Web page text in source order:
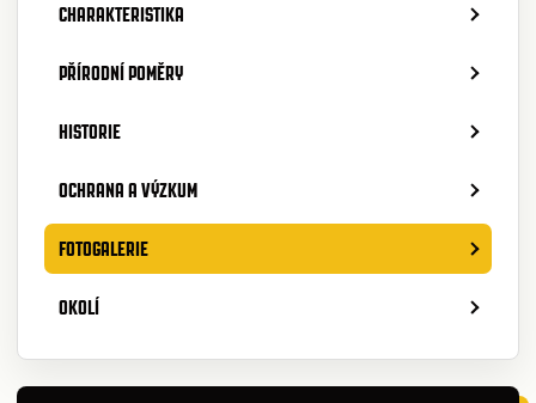
CHARAKTERISTIKA
PŘÍRODNÍ POMĚRY
HISTORIE
OCHRANA A VÝZKUM
FOTOGALERIE
OKOLÍ